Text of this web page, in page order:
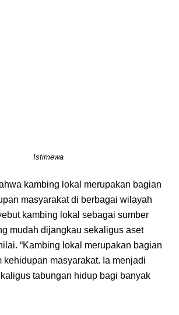
Istimewa
kambing lokal merupakan bagian
masyarakat di berbagai wilayah
kambing lokal sebagai sumber
mudah dijangkau sekaligus aset
“Kambing lokal merupakan bagian
kehidupan masyarakat. Ia menjadi
tabungan hidup bagi banyak